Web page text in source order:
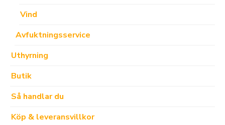
Vind
Avfuktningsservice
Uthyrning
Butik
Så handlar du
Köp & leveransvillkor